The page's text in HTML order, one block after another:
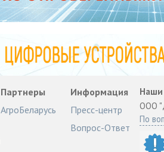
Партнеры
АгроБеларусь
Информация
Пресс-центр
Вопрос-Ответ
Наши
ООО
По